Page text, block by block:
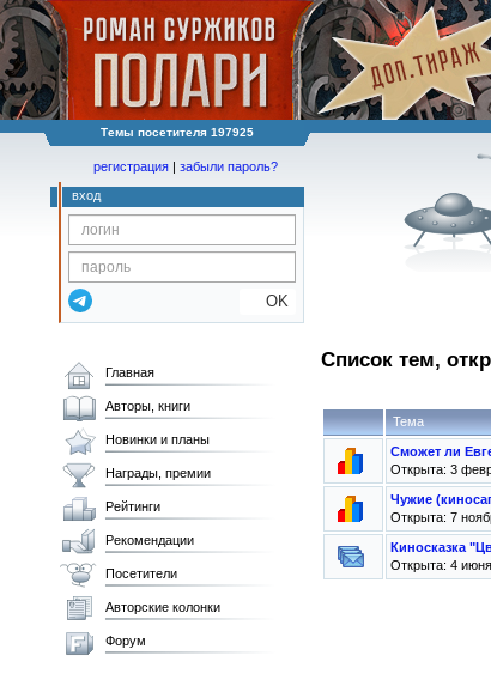
Темы посетителя 197925
регистрация | забыли пароль?
вход
OK
Список тем,
Тема
Сможет ли
Открыта: 3
Чужие
Открыта: 7
Киносказка
Открыта: 4
Главная
Авторы, книги
Новинки и планы
Награды, премии
Рейтинги
Рекомендации
Посетители
Авторские колонки
Форум